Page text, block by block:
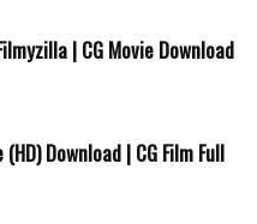
| CG Movie Download
Download | CG Film Full